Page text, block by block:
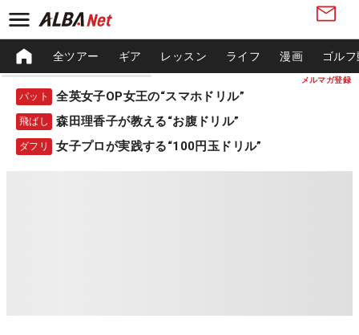
メルマガ登録
全ツアー ギア レッスン ライフ 漫画 ゴル
パット 全英女子OP女王の“スマホドリル”
飛ばし 森田理香子が教える“お腹ドリル”
ダフリ 女子プロが実践する“100円玉ドリル”